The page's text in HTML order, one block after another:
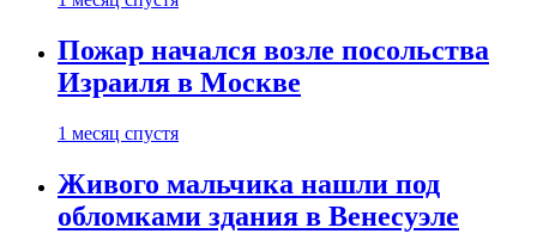
Пожар начался возле посольства
Израиля в Москве
1 месяц спустя
Живого мальчика нашли под
обломками здания в Венесуэле